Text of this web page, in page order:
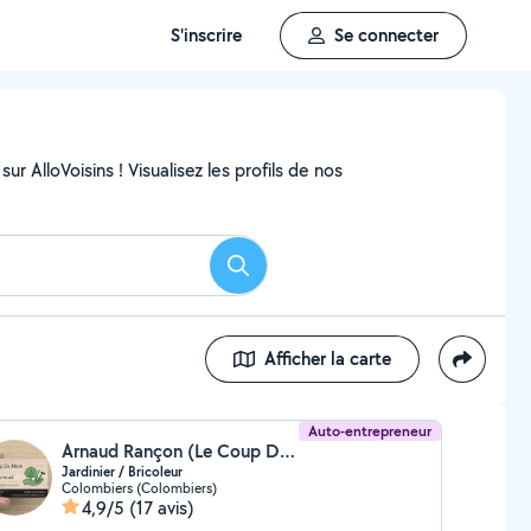
S'inscrire Se connecter
AlloVoisins ! Visualisez les profils de nos
Rechercher
Afficher la carte
Auto-entrepreneur
Arnaud Rançon (Le Coup De Main d'Arnaud)
Jardinier / Bricoleur
Colombiers (Colombiers)
4,9/5 (17 avis)